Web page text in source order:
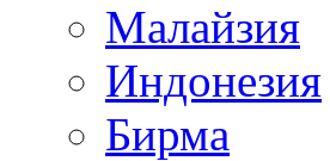
Малайзия
Индонезия
Бирма